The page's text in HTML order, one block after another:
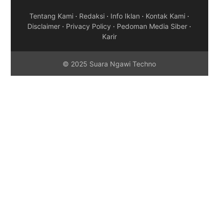
Tentang Kami · Redaksi · Info Iklan · Kontak Kami ·
Disclaimer · Privacy Policy · Pedoman Media Siber ·
Karir
© 2025 Suara Ngawi Techno